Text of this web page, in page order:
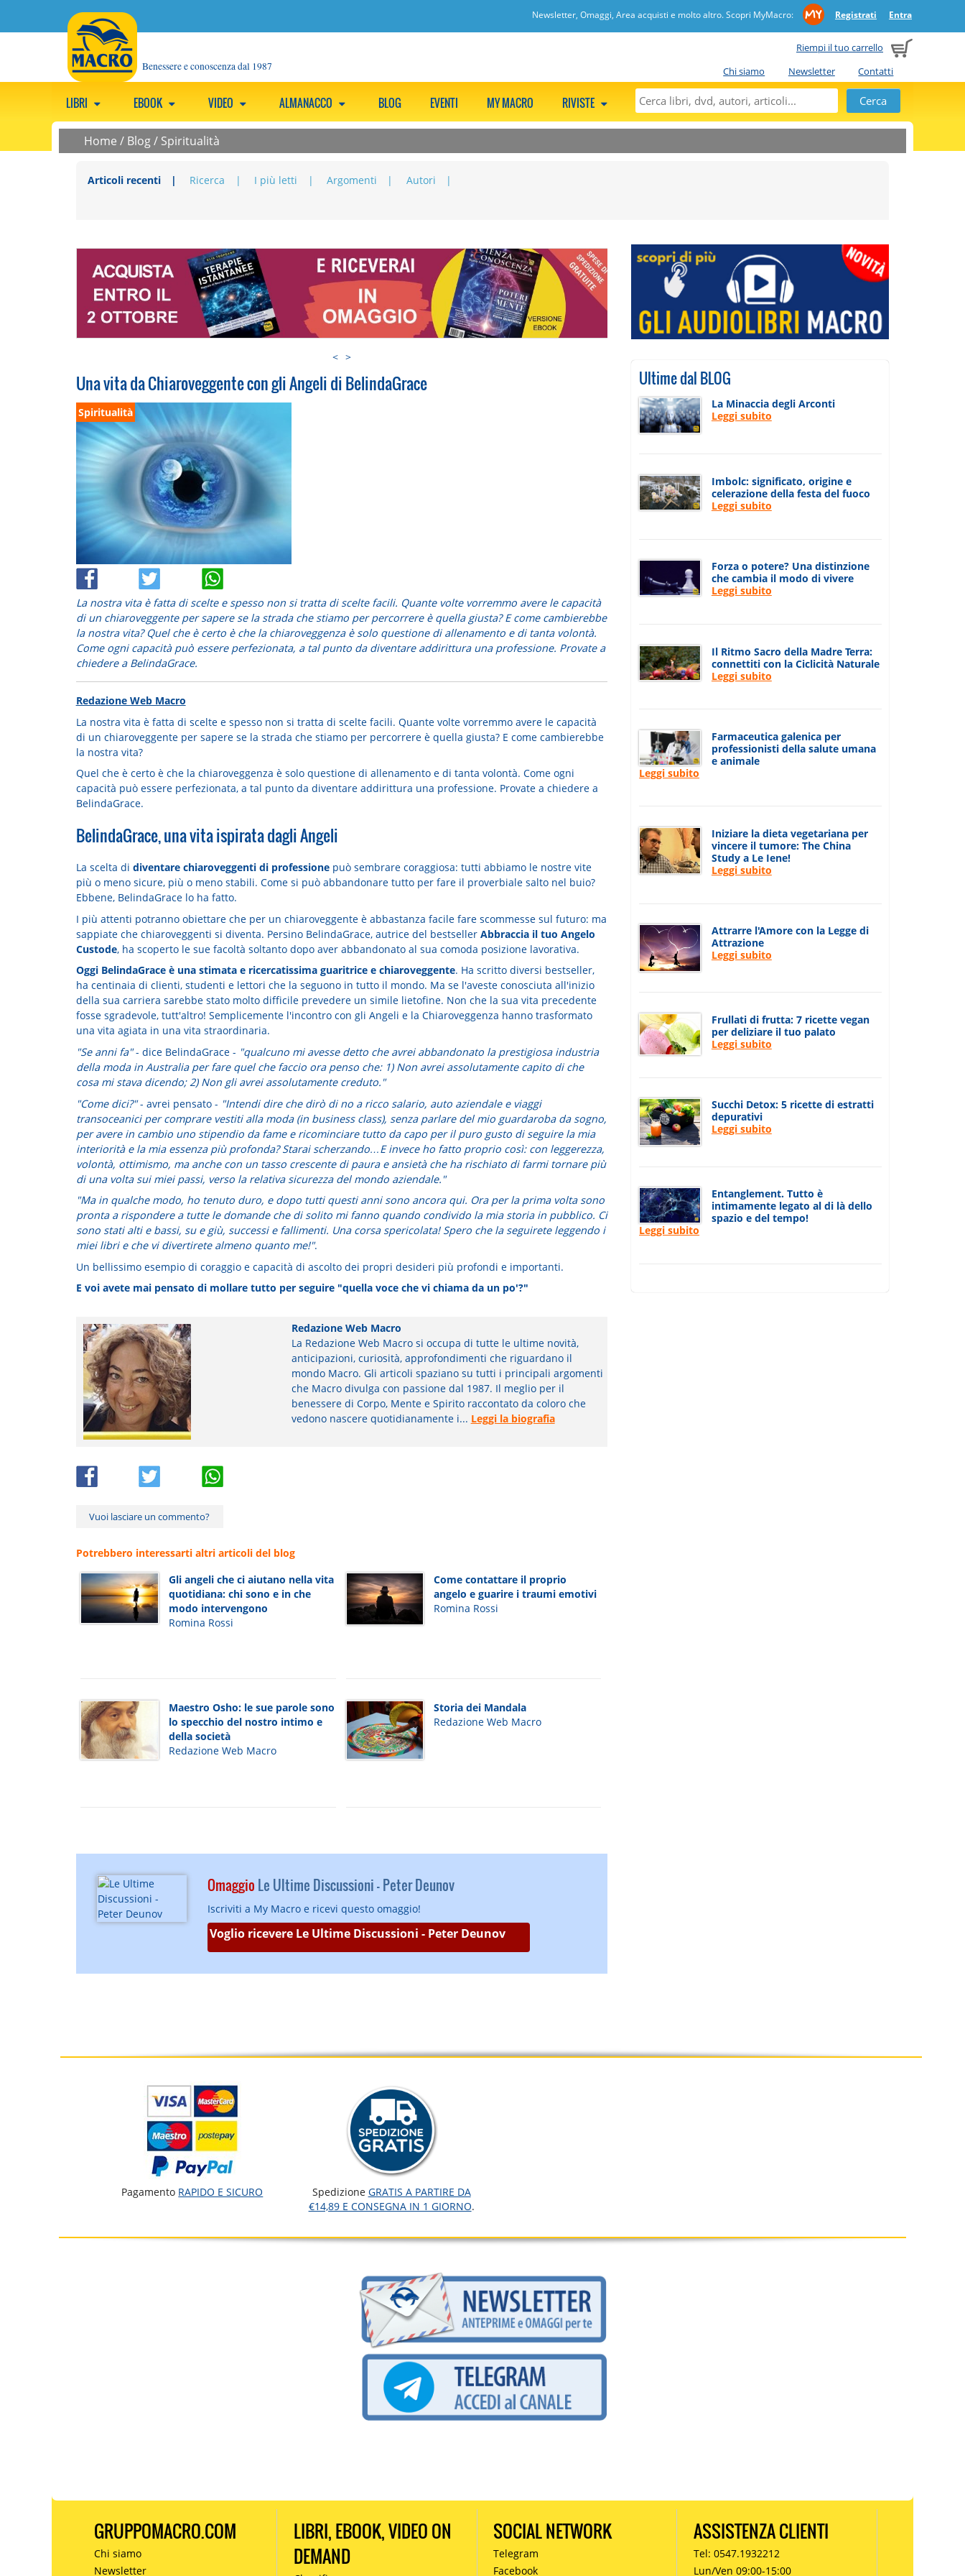
Newsletter, Omaggi, Area acquisti e molto altro. Scopri MyMacro: Registrati Entra
Riempi il tuo carrello
Chi siamo
Newsletter Contatti
Benessere e conoscenza dal 1987
LIBRI EBOOK VIDEO ALMANACCO BLOG EVENTI MY MACRO RIVISTE
Home / Blog/ Spiritualità
Articoli recenti Ricerca I più letti Argomenti Autori
< >
Una vita da Chiaroveggente con gli Angeli di BelindaGrace
Spiritualità
La nostra vita è fatta di scelte e spesso non si tratta di scelte facili. Quante volte vorremmo avere le capacità
di un chiaroveggente per sapere se la strada che stiamo per percorrere è quella giusta? E come cambierebbe
la nostra vita? Quel che è certo è che la chiaroveggenza è solo questione di allenamento e di tanta volontà.
Come ogni capacità può essere perfezionata, a tal punto da diventare addirittura una professione. Provate a
chiedere a BelindaGrace.
Redazione Web Macro
La nostra vita è fatta di scelte e spesso non si tratta di scelte facili. Quante volte vorremmo avere le capacità
di un chiaroveggente per sapere se la strada che stiamo per percorrere è quella giusta? E come cambierebbe
la nostra vita?
Quel che è certo è che la chiaroveggenza è solo questione di allenamento e di tanta volontà. Come ogni
capacità può essere perfezionata, a tal punto da diventare addirittura una professione. Provate a chiedere a
BelindaGrace.
BelindaGrace, una vita ispirata dagli Angeli
La scelta di diventare chiaroveggenti di professionepuò sembrare coraggiosa: tutti abbiamo le nostre vite
più o meno sicure, più o meno stabili. Come si può abbandonare tutto per fare il proverbiale salto nel buio?
Ebbene, BelindaGrace lo ha fatto.
I più attenti potranno obiettare che per un chiaroveggente è abbastanza facile fare scommesse sul futuro: ma
sappiate che chiaroveggenti si diventa. Persino BelindaGrace, autrice del bestseller Abbraccia il tuo Angelo
Custode, ha scoperto le sue facoltà soltanto dopo aver abbandonato al sua comoda posizione lavorativa.
Oggi BelindaGrace è una stimata e ricercatissima guaritrice e chiaroveggente. Ha scritto diversi bestseller,
ha centinaia di clienti, studenti e lettori che la seguono in tutto il mondo. Ma se l'aveste conosciuta all'inizio
della sua carriera sarebbe stato molto difficile prevedere un simile lietofine. Non che la sua vita precedente
fosse sgradevole, tutt'altro! Semplicemente l'incontro con gli Angeli e la Chiaroveggenza hanno trasformato
una vita agiata in una vita straordinaria.
"Se anni fa"- dice BelindaGrace - "qualcuno mi avesse detto che avrei abbandonato la prestigiosa industria
della moda in Australia per fare quel che faccio ora penso che: 1) Non avrei assolutamente capito di che
cosa mi stava dicendo; 2) Non gli avrei assolutamente creduto."
"Come dici?"- avrei pensato - "Intendi dire che dirò di no a ricco salario, auto aziendale e viaggi
transoceanici per comprare vestiti alla moda (in business class), senza parlare del mio guardaroba da sogno,
per avere in cambio uno stipendio da fame e ricominciare tutto da capo per il puro gusto di seguire la mia
interiorità e la mia essenza più profonda? Starai scherzando…E invece ho fatto proprio così: con leggerezza,
volontà, ottimismo, ma anche con un tasso crescente di paura e ansietà che ha rischiato di farmi tornare più
di una volta sui miei passi, verso la relativa sicurezza del mondo aziendale."
"Ma in qualche modo, ho tenuto duro, e dopo tutti questi anni sono ancora qui. Ora per la prima volta sono
pronta a rispondere a tutte le domande che di solito mi fanno quando condivido la mia storia in pubblico. Ci
sono stati alti e bassi, su e giù, successi e fallimenti. Una corsa spericolata! Spero che la seguirete leggendo i
miei libri e che vi divertirete almeno quanto me!".
Un bellissimo esempio di coraggio e capacità di ascolto dei propri desideri più profondi e importanti.
E voi avete mai pensato di mollare tutto per seguire "quella voce che vi chiama da un po'?"
Redazione Web Macro
La Redazione Web Macro si occupa di tutte le ultime novità,
anticipazioni, curiosità, approfondimenti che riguardano il
mondo Macro. Gli articoli spaziano su tutti i principali argomenti
che Macro divulga con passione dal 1987. Il meglio per il
benessere di Corpo, Mente e Spirito raccontato da coloro che
vedono nascere quotidianamente i... Leggi la biografia
Vuoi lasciare un commento?
Potrebbero interessarti altri articoli del blog
Gli angeli che ci aiutano nella vita
quotidiana: chi sono e in che
modo intervengono
Romina Rossi
Come contattare il proprio
angelo e guarire i traumi emotivi
Romina Rossi
Maestro Osho: le sue parole sono
lo specchio del nostro intimo e
della società
Redazione Web Macro
Storia dei Mandala
Redazione Web Macro
Omaggio Le Ultime Discussioni - Peter Deunov
Iscriviti a My Macro e ricevi questo omaggio!
Voglio ricevere Le Ultime Discussioni - Peter Deunov
Ultime dal BLOG
La Minaccia degli Arconti
Leggi subito
Imbolc: significato, origine e
celerazione della festa del fuoco
Leggi subito
Forza o potere? Una distinzione
che cambia il modo di vivere
Leggi subito
Il Ritmo Sacro della Madre Terra:
connettiti con la Ciclicità Naturale
Leggi subito
Farmaceutica galenica per
professionisti della salute umana
e animale
Leggi subito
Iniziare la dieta vegetariana per
vincere il tumore: The China
Study a Le Iene!
Leggi subito
Attrarre l'Amore con la Legge di
Attrazione
Leggi subito
Frullati di frutta: 7 ricette vegan
per deliziare il tuo palato
Leggi subito
Succhi Detox: 5 ricette di estratti
depurativi
Leggi subito
Entanglement. Tutto è
intimamente legato al di là dello
spazio e del tempo!
Leggi subito
Pagamento RAPIDO E SICURO Spedizione GRATIS A PARTIRE DA
€14,89 E CONSEGNA IN 1 GIORNO.
GRUPPOMACRO.COM
Chi siamo
Newsletter
LIBRI, EBOOK, VIDEO ON
DEMAND
SOCIAL NETWORK
Telegram
Facebook
ASSISTENZA CLIENTI
Tel: 0547.1932212
Lun/Ven 09:00-15:00